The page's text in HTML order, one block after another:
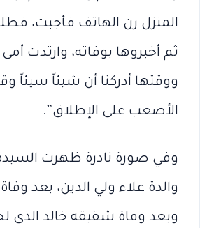
المنزل رن الهاتف فأجبت،
ثم أخبروها بوفاته، وارتدت
ووقتها أدركنا أن شيئاً سيئاً
الأصعب على الإطلاق”.
وفي صورة نادرة ظهرت
والدة علاء ولي الدين، بعد
وبعد وفاة شقيقه خالد الذى